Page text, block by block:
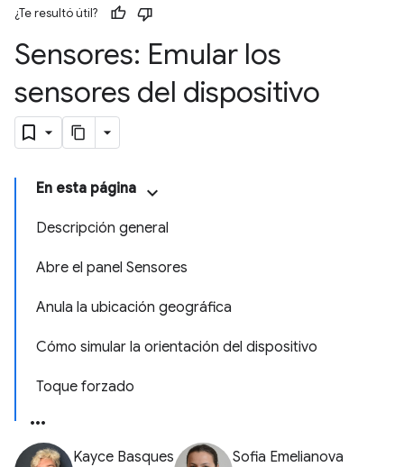
¿Te resultó útil?
Sensores: Emular los
sensores del dispositivo
En esta página
Descripción general
Abre el panel Sensores
Anula la ubicación geográfica
Cómo simular la orientación del dispositivo
Toque forzado
Kayce Basques Sofia Emelianova